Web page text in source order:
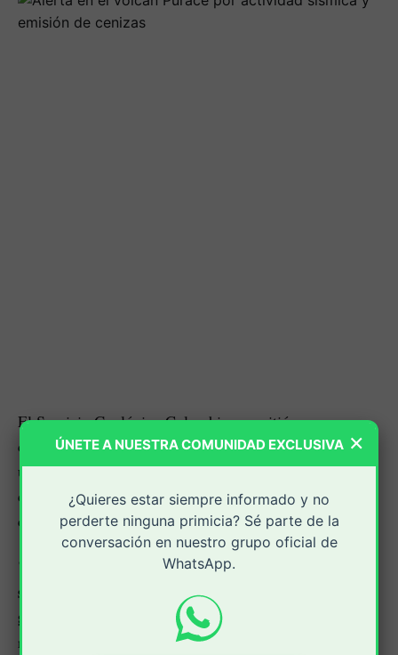
El Servicio Geológico Colombiano emitió un
comunicado de prensa, en el cual informa que en las
últimas horas el Volcán Puracé ubicado en el Cauca, ha
comenzado a tener actividad sísmica y emisión de
cenizas.
"Desde las 07:29 p.m. se está registrando una señal
sísmica posiblemente asociada a una emisión de
gases y ceniza a la atmósfera , la cual continúa
registrándose al momento de la publicación de este
×
ÚNETE A NUESTRA COMUNIDAD EXCLUSIVA
¿Quieres estar siempre informado y no
perderte ninguna primicia? Sé parte de la
conversación en nuestro grupo oficial de
WhatsApp.